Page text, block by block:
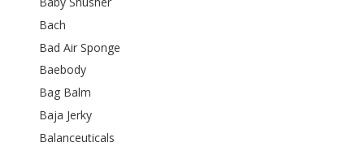
Bach
Bad Air Sponge
Baebody
Bag Balm
Baja Jerky
Balanceuticals